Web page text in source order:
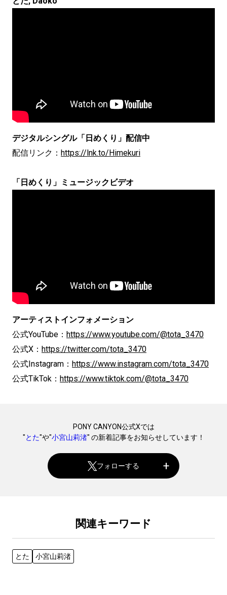
デジタルシングル「日めくり」配信中
配信リンク： https://lnk.to/Himekuri
「日めくり」ミュージックビデオ
アーティストインフォメーション
公式YouTube： https://www.youtube.com/@tota_3470
公式X： https://twitter.com/tota_3470
公式Instagram： https://www.instagram.com/tota_3470
公式TikTok： https://www.tiktok.com/@tota_3470
PONY CANYON公式Xでは
"とた"や"小宮山莉渚" の新着記事をお知らせしています！
フォローする
関連キーワード
とた 小宮山莉渚